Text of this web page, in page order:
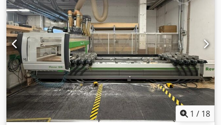
mm, Υ: 1.963 mm, Z: 663 mm (κεφαλή 5 αξόνων), Z: 350 mm
(επιπρόσθετες μονάδες κατεργασίας). Έλεγχος: Biesse XP600.
Συντήρηση: Ολόκληρος ο άξονας C αντικαταστάθηκε το 2015
μαζί με τα παρελκόμενα, η αντλία κενού αντικαταστάθηκε
πλήρως το 2016, συμπεριλαμβανομένων φυσητήρων,
σωλήνων και άλλων στοιχείων. Το 2021 η μηχανή εξοπλίστηκε
με νέο, υψηλής απόδοσης υπολογιστή ελέγχου με σύγχρονο
λειτουργικό σύστημα Windows 10. Παρέχεται εκτενής
τεκμηρίωση. Δυνατή η επιθεώρηση στον χώρο. Crodpoylziiefx
An Uof
1 / 18